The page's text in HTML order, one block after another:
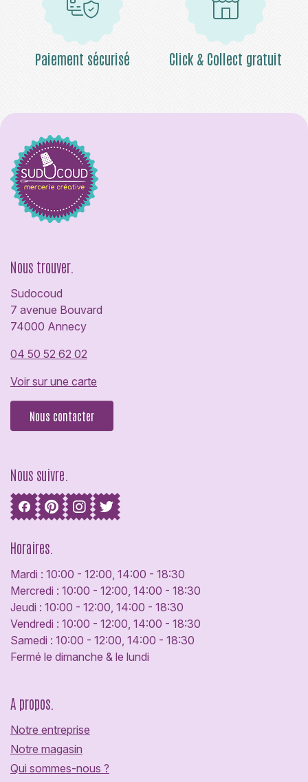
Paiement sécurisé Click & Collect gratuit
Nous trouver.
Sudocoud
7 avenue Bouvard
74000 Annecy
04 50 52 62 02
Voir sur une carte
Nous contacter
Nous suivre.
Horaires.
Mardi : 10:00 - 12:00, 14:00 - 18:30
Mercredi : 10:00 - 12:00, 14:00 - 18:30
Jeudi : 10:00 - 12:00, 14:00 - 18:30
Vendredi : 10:00 - 12:00, 14:00 - 18:30
Samedi : 10:00 - 12:00, 14:00 - 18:30
Fermé le dimanche & le lundi
A propos.
Notre entreprise
Notre magasin
Qui sommes-nous ?